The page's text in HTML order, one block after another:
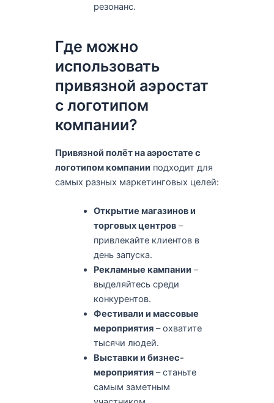
резонанс.
Где можно
использовать
привязной аэростат
с логотипом
компании?
Привязной полёт на аэростате с
логотипом компании подходит для
самых разных маркетинговых целей:
Открытие магазинов и
торговых центров –
привлекайте клиентов в
день запуска.
Рекламные кампании –
выделяйтесь среди
конкурентов.
Фестивали и массовые
мероприятия – охватите
тысячи людей.
Выставки и бизнес-
мероприятия – станьте
самым заметным